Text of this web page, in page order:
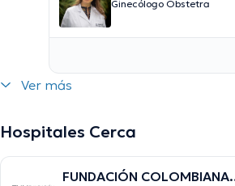
Ginecólogo Obstetra
Ver más
Hospitales Cerca
FUNDACIÓN COLOMBIANA